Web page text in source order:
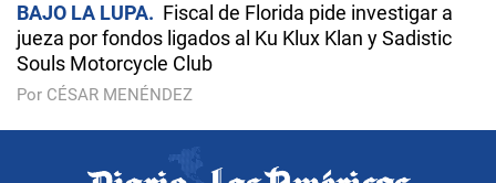
BAJO LA LUPA
Fiscal de Florida pide investigar a
jueza por fondos ligados al Ku Klux Klan y Sadistic
Souls Motorcycle Club
Por CÉSAR MENÉNDEZ